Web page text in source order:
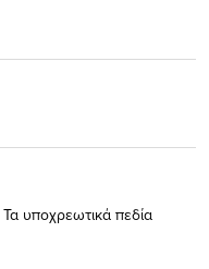
Τα υποχρεωτικά πεδία